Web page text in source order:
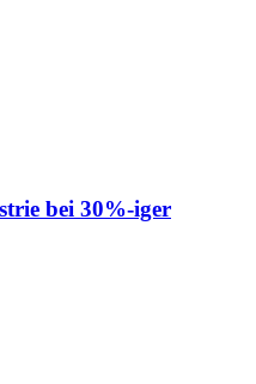
bei 30%-iger